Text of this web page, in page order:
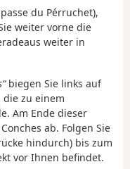
du Pérruchet),
weiter vorne die
weiter in
biegen Sie links auf
die zu einem
Am Ende dieser
ab. Folgen Sie
hindurch) bis zum
vor Ihnen befindet.